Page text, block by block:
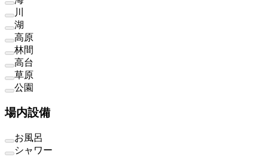
川
湖
高原
林間
高台
草原
公園
場内設備
お風呂
シャワー